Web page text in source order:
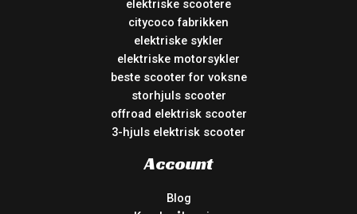
elektriske scootere
citycoco fabrikken
elektriske sykler
elektriske motorsykler
beste scooter for voksne
storhjuls scooter
offroad elektrisk scooter
3-hjuls elektrisk scooter
Account
Blog